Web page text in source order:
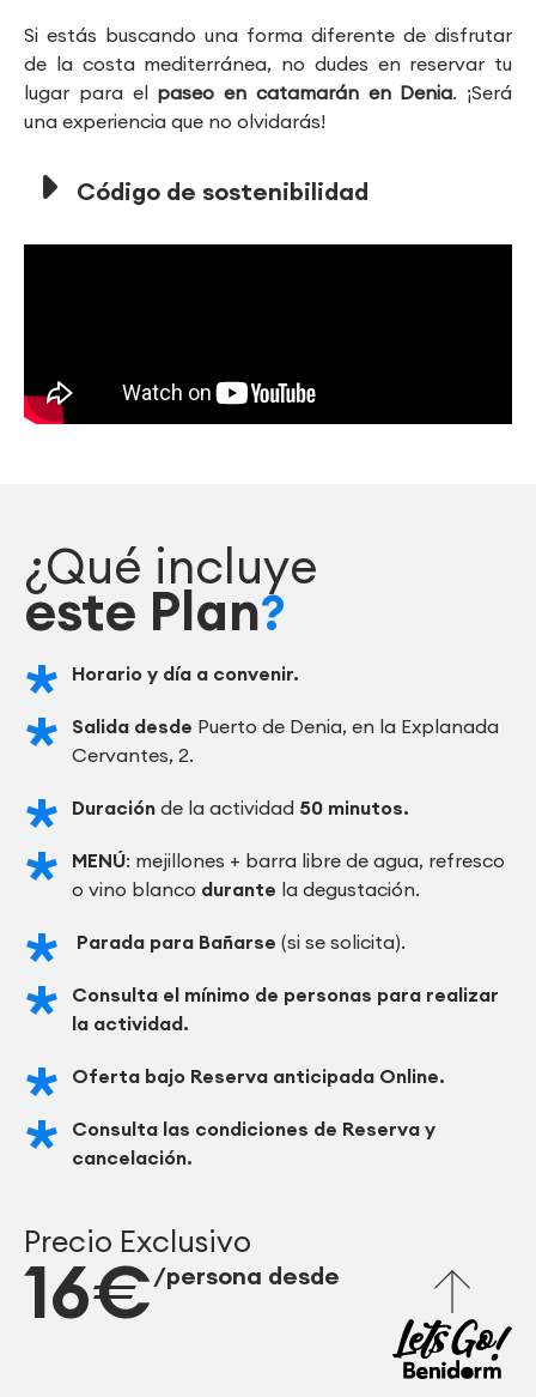
Si estás buscando una forma diferente de disfrutar
de la costa mediterránea, no dudes en reservar tu
lugar para el paseo en catamarán en Denia. ¡Será
una experiencia que no olvidarás!
Código de sostenibilidad
¿Qué incluye
este Plan?
Horario y día a convenir.
Salida desde Puerto de Denia, en la Explanada
Cervantes, 2.
Duración de la actividad 50 minutos.
MENÚ: mejillones + barra libre de agua, refresco
o vino blanco durante la degustación.
Parada para Bañarse (si se solicita).
Consulta el mínimo de personas para realizar
la actividad.
Oferta bajo Reserva anticipada Online.
Consulta las condiciones de Reserva y
cancelación.
Precio Exclusivo
16€ /persona desde